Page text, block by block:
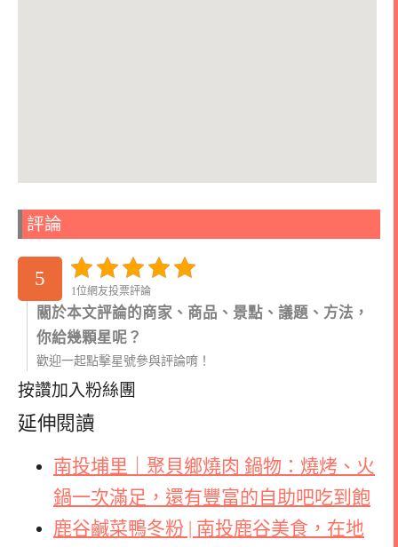
評論
5
1位網友投票評論
關於本文評論的商家、商品、景點、議題、方法，
你給幾顆星呢？
歡迎一起點擊星號參與評論唷！
按讚加入粉絲團
延伸閱讀
南投埔里｜聚貝鄉燒肉 鍋物：燒烤、火
鍋一次滿足，還有豐富的自助吧吃到飽
鹿谷鹹菜鴨冬粉 | 南投鹿谷美食，在地